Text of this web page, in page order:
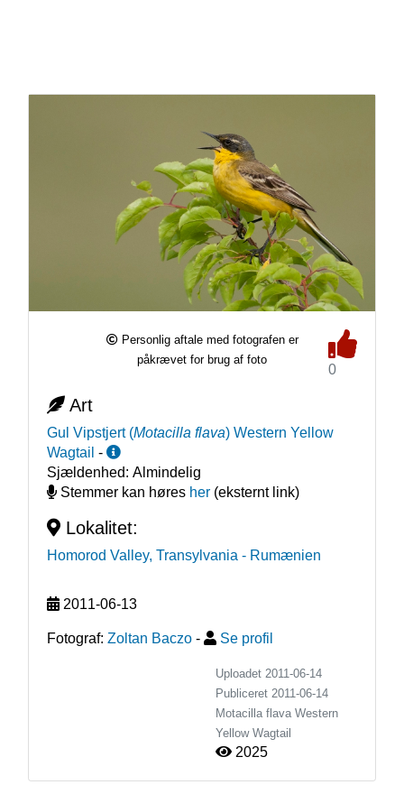
Personlig aftale med fotografen er
påkrævet for brug af foto
0
Art
Gul Vipstjert (Motacilla flava) Western Yellow
Wagtail -
Sjældenhed: Almindelig
Stemmer kan høres her(eksternt link)
Lokalitet:
Homorod Valley, Transylvania - Rumænien
2011-06-13
Fotograf: Zoltan Baczo - Se profil
Uploadet 2011-06-14
Publiceret 2011-06-14
Motacilla flava Western
Yellow Wagtail
2025